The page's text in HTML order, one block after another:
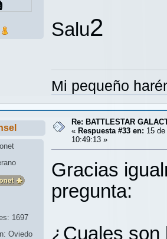
Salu2
Mi pequeño
1697
Oviedo
Re: BATTLESTAR
« Respuesta #33 en: 15
10:49:13 »
Gracias
pregunta:
¿Cuales son